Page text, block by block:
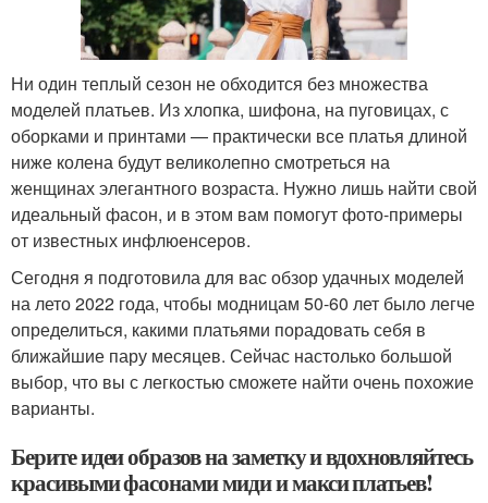
Ни один теплый сезон не обходится без множества
моделей платьев. Из хлопка, шифона, на пуговицах, с
оборками и принтами — практически все платья длиной
ниже колена будут великолепно смотреться на
женщинах элегантного возраста. Нужно лишь найти свой
идеальный фасон, и в этом вам помогут фото-примеры
от известных инфлюенсеров.
Сегодня я подготовила для вас обзор удачных моделей
на лето 2022 года, чтобы модницам 50-60 лет было легче
определиться, какими платьями порадовать себя в
ближайшие пару месяцев. Сейчас настолько большой
выбор, что вы с легкостью сможете найти очень похожие
варианты.
Берите идеи образов на заметку и вдохновляйтесь
красивыми фасонами миди и макси платьев!